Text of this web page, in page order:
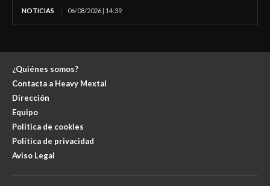
NOTICIAS 06/08/2026 | 14:39
¿Quiénes somos?
Contacta a Heavy Mextal
Dirección
Equipo
Política de cookies
Política de privacidad
Aviso Legal